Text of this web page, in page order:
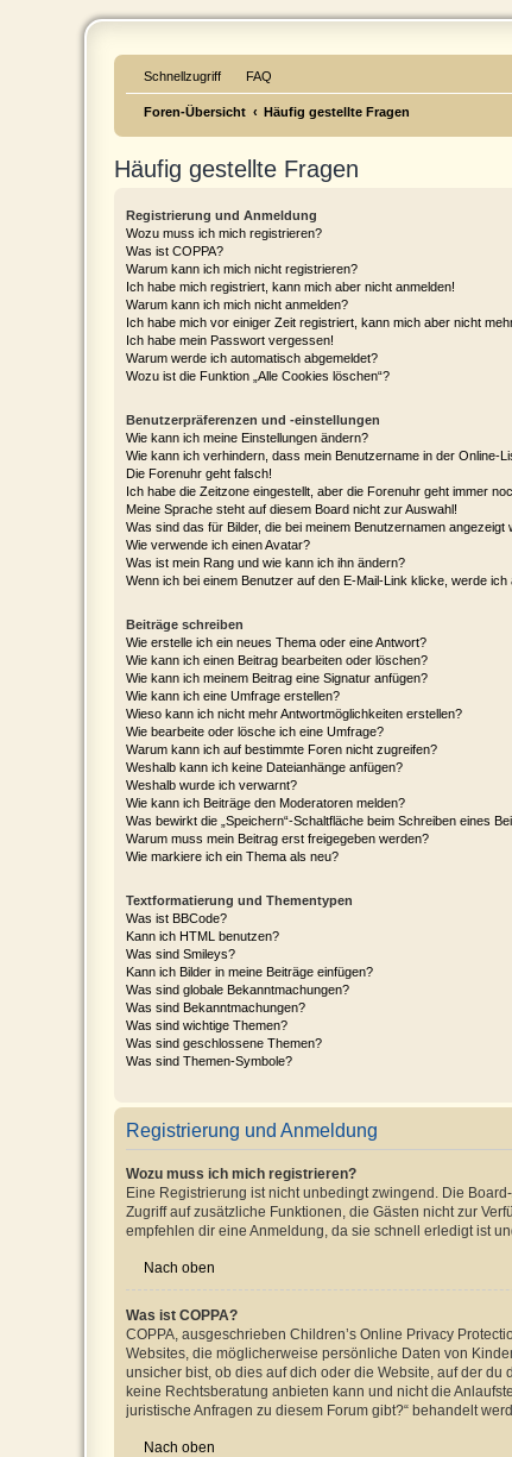
Buschtaxi.org
Das Buschtaxi-Forum
Schnellzugriff FAQ
Foren-Übersicht Häufig gestellte Fragen
Häufig gestellte Fragen
Registrierung und Anmeldung
Wozu muss ich mich registrieren?
Was ist COPPA?
Warum kann ich mich nicht registrieren?
Ich habe mich registriert, kann mich aber nicht anmelden!
Warum kann ich mich nicht anmelden?
Ich habe mich vor einiger Zeit registriert, kann mich aber nicht
Ich habe mein Passwort vergessen!
Warum werde ich automatisch abgemeldet?
Wozu ist die Funktion „Alle Cookies löschen“?
Benutzerpräferenzen und -einstellungen
Wie kann ich meine Einstellungen ändern?
Wie kann ich verhindern, dass mein Benutzername in der Online-
Die Forenuhr geht falsch!
Ich habe die Zeitzone eingestellt, aber die Forenuhr geht immer
Meine Sprache steht auf diesem Board nicht zur Auswahl!
Was sind das für Bilder, die bei meinem Benutzernamen angezeigt
Wie verwende ich einen Avatar?
Was ist mein Rang und wie kann ich ihn ändern?
Wenn ich bei einem Benutzer auf den E-Mail-Link klicke, werde ich
Beiträge schreiben
Wie erstelle ich ein neues Thema oder eine Antwort?
Wie kann ich einen Beitrag bearbeiten oder löschen?
Wie kann ich meinem Beitrag eine Signatur anfügen?
Wie kann ich eine Umfrage erstellen?
Wieso kann ich nicht mehr Antwortmöglichkeiten erstellen?
Wie bearbeite oder lösche ich eine Umfrage?
Warum kann ich auf bestimmte Foren nicht zugreifen?
Weshalb kann ich keine Dateianhänge anfügen?
Weshalb wurde ich verwarnt?
Wie kann ich Beiträge den Moderatoren melden?
Was bewirkt die „Speichern“-Schaltfläche beim Schreiben eines
Warum muss mein Beitrag erst freigegeben werden?
Wie markiere ich ein Thema als neu?
Textformatierung und Thementypen
Was ist BBCode?
Kann ich HTML benutzen?
Was sind Smileys?
Kann ich Bilder in meine Beiträge einfügen?
Was sind globale Bekanntmachungen?
Was sind Bekanntmachungen?
Was sind wichtige Themen?
Was sind geschlossene Themen?
Was sind Themen-Symbole?
Registrierung und Anmeldung
Wozu muss ich mich registrieren?
Eine Registrierung ist nicht unbedingt zwingend. Die
Zugriff auf zusätzliche Funktionen, die Gästen nicht zur
empfehlen dir eine Anmeldung, da sie schnell erledigt ist
Nach oben
Was ist COPPA?
COPPA, ausgeschrieben Children’s Online Privacy
Websites, die möglicherweise persönliche Daten von
unsicher bist, ob dies auf dich oder die Website, auf der
keine Rechtsberatung anbieten kann und nicht die
juristische Anfragen zu diesem Forum gibt?“ behandelt
Nach oben